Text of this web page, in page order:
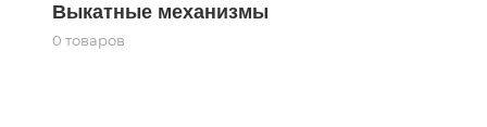
Выкатные механизмы
0 товаров